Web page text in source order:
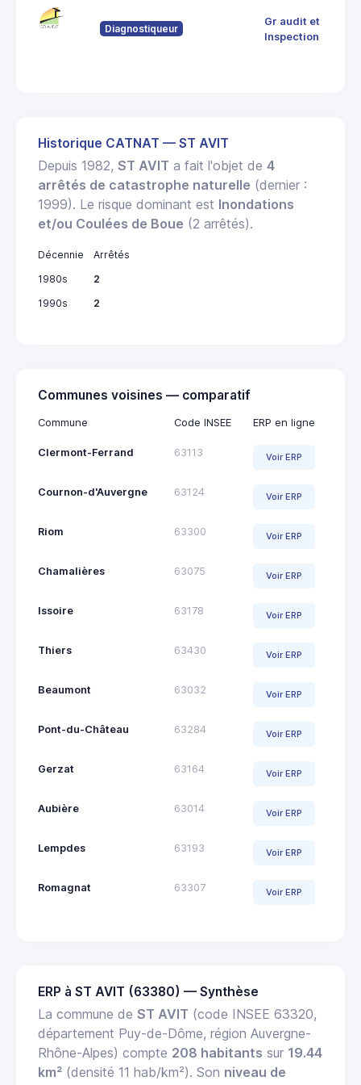
Diagnostiqueur
Gr audit et
Inspection
Historique CATNAT — ST AVIT
Depuis 1982, ST AVIT a fait l'objet de 4
arrêtés de catastrophe naturelle (dernier :
1999). Le risque dominant est Inondations
et/ou Coulées de Boue (2 arrêtés).
Décennie
Arrêtés
1980s
2
1990s
2
Communes voisines — comparatif
Commune Code INSEE ERP en ligne
Clermont-Ferrand 63113 Voir ERP
Cournon-d'Auvergne 63124 Voir ERP
Riom 63300 Voir ERP
Chamalières 63075 Voir ERP
Issoire 63178 Voir ERP
Thiers 63430 Voir ERP
Beaumont 63032 Voir ERP
Pont-du-Château 63284 Voir ERP
Gerzat 63164 Voir ERP
Aubière 63014 Voir ERP
Lempdes 63193 Voir ERP
Romagnat 63307 Voir ERP
ERP à ST AVIT (63380) — Synthèse
La commune de ST AVIT (code INSEE 63320,
département Puy-de-Dôme, région Auvergne-
Rhône-Alpes) compte 208 habitants sur 19.44
km² (densité 11 hab/km²). Son niveau de